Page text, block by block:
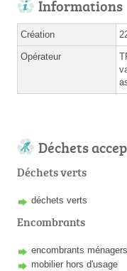
Informations
Création
Opérateur
Déchets
Déchets verts
déchets verts
Encombrants
encombrants
mobilier hors d'usage